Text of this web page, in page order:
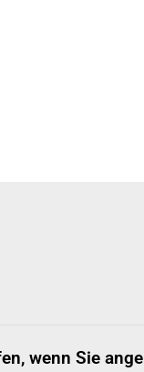
wenn Sie